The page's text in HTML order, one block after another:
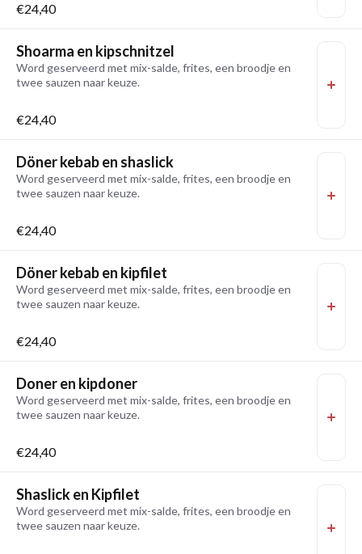
€24,40
Shoarma en kipschnitzel
Word geserveerd met mix-salde, frites, een broodje en
twee sauzen naar keuze.
€24,40
Döner kebab en shaslick
Word geserveerd met mix-salde, frites, een broodje en
twee sauzen naar keuze.
€24,40
Döner kebab en kipfilet
Word geserveerd met mix-salde, frites, een broodje en
twee sauzen naar keuze.
€24,40
Doner en kipdoner
Word geserveerd met mix-salde, frites, een broodje en
twee sauzen naar keuze.
€24,40
Shaslick en Kipfilet
Word geserveerd met mix-salde, frites, een broodje en
twee sauzen naar keuze.